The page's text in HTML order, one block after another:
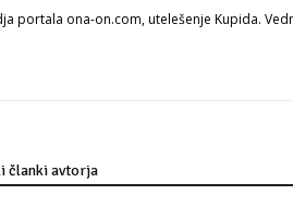
portala ona-on.com, utelešenje Kupida.
članki avtorja